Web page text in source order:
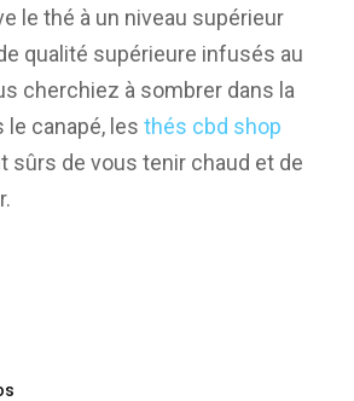
le thé à un niveau supérieur
qualité supérieure infusés au
cherchiez à sombrer dans la
le canapé, les thés cbd shop
sûrs de vous tenir chaud et de